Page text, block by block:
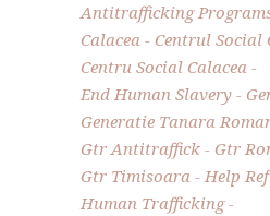
Antitrafficking
Calacea
Centrul Social
Centru Social Calacea
End Human Slavery
Generatie Tanara
Gtr Antitraffick
Gtr
Gtr Timisoara
Help
Human Trafficking